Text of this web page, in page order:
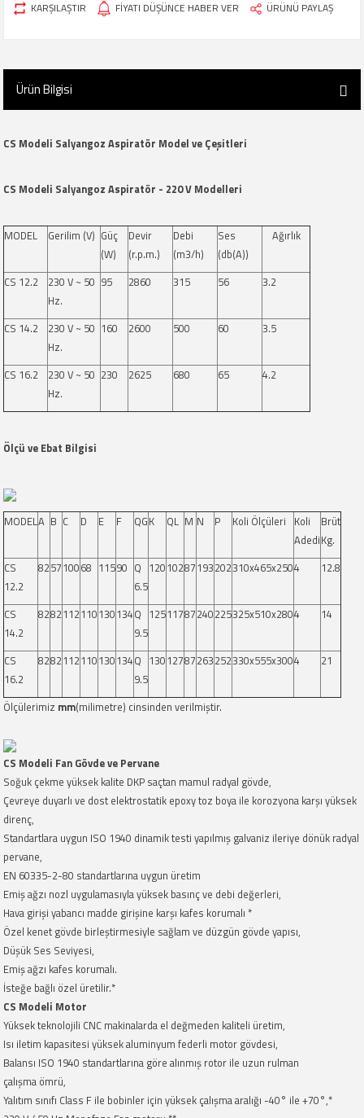
KARŞILAŞTIR FİYATI DÜŞÜNCE HABER VER ÜRÜNÜ PAYLAŞ
Ürün Bilgisi
CS Modeli Salyangoz Aspiratör Model ve Çeşitleri
CS Modeli Salyangoz Aspiratör - 220 V Modelleri
MODEL Gerilim (V) Güç
(W)
Devir
(r.p.m.)
Debi
(m3/h)
Ses
(db(A))
Ağırlık
CS 12.2
230 V ~ 50
Hz.
95 2860 315 56 3.2
CS 14.2
230 V ~ 50
Hz.
160 2600 500 60 3.5
CS 16.2
230 V ~ 50
Hz.
230 2625 680 65 4.2
Ölçü ve Ebat Bilgisi
MODELA B C D E F QGK QL M N P Koli Ölçüleri Koli
Adedi
Brüt
Kg.
CS
12.2
825710068 11590 Q
6.5
12010287193202310x465x2504 12.8
CS
14.2
8282112110130134Q
9.5
12511787240225325x510x2804 14
CS
16.2
8282112110130134Q
9.5
13012787263252330x555x3004 21
Ölçülerimiz mm(milimetre) cinsinden verilmiştir.
CS Modeli Fan Gövde ve Pervane
Soğuk çekme yüksek kalite DKP saçtan mamul radyal gövde,
Çevreye duyarlı ve dost elektrostatik epoxy toz boya ile korozyona karşı yüksek
direnç,
Standartlara uygun ISO 1940 dinamik testi yapılmış galvaniz ileriye dönük radyal
pervane,
EN 60335-2-80 standartlarına uygun üretim
Emiş ağzı nozl uygulamasıyla yüksek basınç ve debi değerleri,
Hava girişi yabancı madde girişine karşı kafes korumalı *
Özel kenet gövde birleştirmesiyle sağlam ve düzgün gövde yapısı,
Düşük Ses Seviyesi,
Emiş ağzı kafes korumalı.
İsteğe bağlı özel üretilir.*
CS Modeli Motor
Yüksek teknolojili CNC makinalarda el değmeden kaliteli üretim,
Isı iletim kapasitesi yüksek aluminyum federli motor gövdesi,
Balansı ISO 1940 standartlarına göre alınmış rotor ile uzun rulman
çalışma ömrü,
Yalıtım sınıfı Class F ile bobinler için yüksek çalışma aralığı -40° ile +70°,*